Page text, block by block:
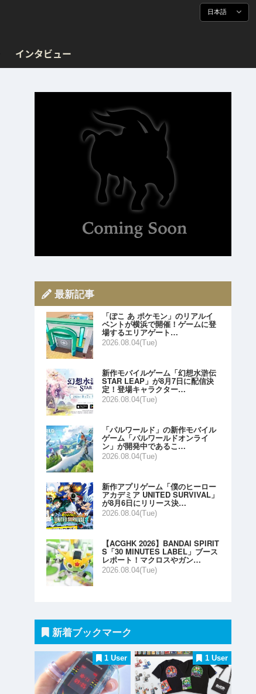
日本語
インタビュー
最新記事
「ぽこ あ ポケモン」のリアルイ
ベントが横浜で開催！ゲームに登
場するエリアゲート…
2026.08.04(Tue)
新作モバイルゲーム「幻想水滸伝
STAR LEAP」が8月7日に配信決
定！登場キャラクター…
2026.08.04(Tue)
「パルワールド」の新作モバイル
ゲーム「パルワールドオンライ
ン」が開発中であるこ…
2026.08.04(Tue)
新作アプリゲーム「僕のヒーロー
アカデミア UNITED SURVIVAL」
が8月6日にリリース決…
2026.08.04(Tue)
【ACGHK 2026】BANDAI SPIRIT
S「30 MINUTES LABEL」ブース
レポート！マクロスやガン…
2026.08.04(Tue)
新着ブックマーク
1 User 1 User